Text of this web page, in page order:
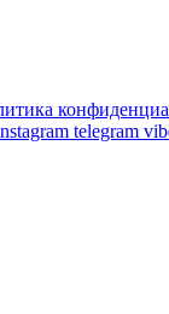
telegram